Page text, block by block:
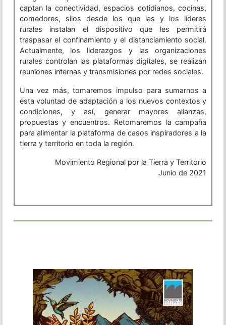
captan la conectividad, espacios cotidianos, cocinas,
comedores, silos desde los que las y los líderes
rurales instalan el dispositivo que les permitirá
traspasar el confinamiento y el distanciamiento social.
Actualmente, los liderazgos y las organizaciones
rurales controlan las plataformas digitales, se realizan
reuniones internas y transmisiones por redes sociales.
Una vez más, tomaremos impulso para sumarnos a
esta voluntad de adaptación a los nuevos contextos y
condiciones, y así, generar mayores alianzas,
propuestas y encuentros. Retomaremos la campaña
para alimentar la plataforma de casos inspiradores a la
tierra y territorio en toda la región.
Movimiento Regional por la Tierra y Territorio
Junio de 2021